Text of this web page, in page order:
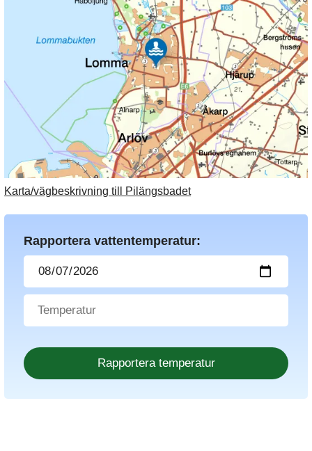
Karta/vägbeskrivning till Pilängsbadet
Rapportera vattentemperatur: